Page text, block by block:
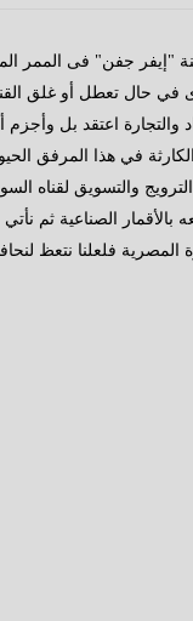
جفن" فى الممر
في حال تعطل أو غلق
اعتقد بل
في هذا المرفق
والتسويق لقناه
الصناعية ثم
المصرية فلعلنا نتعظ